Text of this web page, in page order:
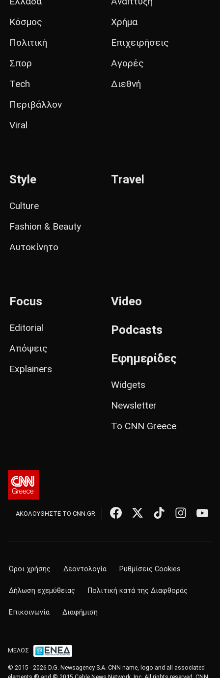
Κόσμος
Πολιτική
Σπορ
Tech
Περιβάλλον
Viral
Χρήμα
Επιχειρήσεις
Αγορές
Διεθνή
Style
Culture
Fashion & Beauty
Αυτοκίνητο
Travel
Focus
Editorial
Απόψεις
Explainers
Video
Podcasts
Εφημερίδες
Widgets
Newsletter
Το CNN Greece
ΑΚΟΛΟΥΘΗΣΤΕ ΤΟ CNN.GR
Όροι χρήσης Δεοντολογία Ρυθμίσεις Cookies
Δήλωση εχεμύθειας Πολιτική κατά της Διαφθοράς
Επικοινωνία Διαφήμιση
ΜΕΛΟΣ
© 2015 - 2026 D.G. Newsagency S.A. CNN name, logo and all associated